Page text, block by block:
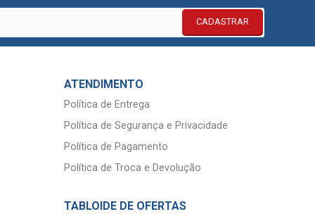
CADASTRAR
ATENDIMENTO
Política de Entrega
Política de Segurança e Privacidade
Política de Pagamento
Política de Troca e Devolução
TABLOIDE DE OFERTAS